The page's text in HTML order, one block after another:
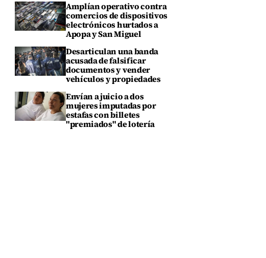
Amplían operativo contra
comercios de dispositivos
electrónicos hurtados a
Apopa y San Miguel
Desarticulan una banda
acusada de falsificar
documentos y vender
vehículos y propiedades
Envían a juicio a dos
mujeres imputadas por
estafas con billetes
"premiados" de lotería